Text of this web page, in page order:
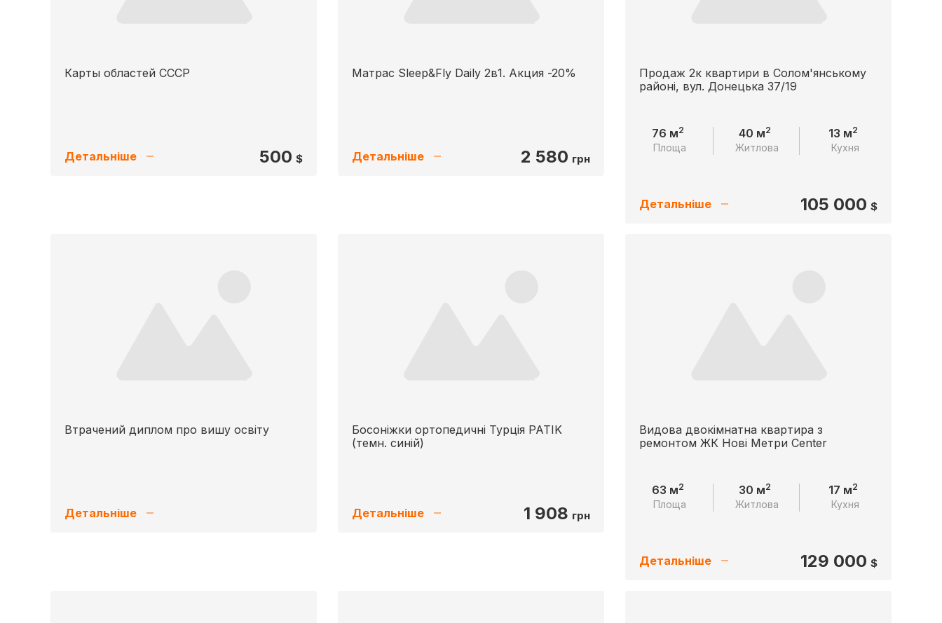
Карты областей СССР
Детальніше 500 $
Матраc Sleep&Fly Daily 2в1. Акция -20%
Детальніше 2 580 грн
Продаж 2к квартири в Солом'янському
районі, вул. Донецька 37/19
76 м2
Площа
40 м2
Житлова
13 м2
Кухня
Детальніше 105 000 $
Втрачений диплом про вишу освіту
Детальніше
Босоніжки ортопедичні Турція PATIK
(темн. синій)
Детальніше 1 908 грн
Видова двокімнатна квартира з
ремонтом ЖК Нові Метри Center
63 м2
Площа
30 м2
Житлова
17 м2
Кухня
Детальніше 129 000 $